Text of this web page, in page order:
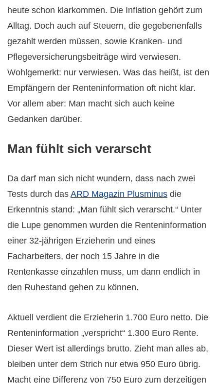
heute schon klarkommen. Die Inflation gehört zum
Alltag. Doch auch auf Steuern, die gegebenenfalls
gezahlt werden müssen, sowie Kranken- und
Pflegeversicherungsbeiträge wird verwiesen.
Wohlgemerkt: nur verwiesen. Was das heißt, ist den
Empfängern der Renteninformation oft nicht klar.
Vor allem aber: Man macht sich auch keine
Gedanken darüber.
Man fühlt sich verarscht
Da darf man sich nicht wundern, dass nach zwei
Tests durch das ARD Magazin Plusminus die
Erkenntnis stand: „Man fühlt sich verarscht.“ Unter
die Lupe genommen wurden die Renteninformation
einer 32-jährigen Erzieherin und eines
Facharbeiters, der noch 15 Jahre in die
Rentenkasse einzahlen muss, um dann endlich in
den Ruhestand gehen zu können.
Aktuell verdient die Erzieherin 1.700 Euro netto. Die
Renteninformation „verspricht“ 1.300 Euro Rente.
Dieser Wert ist allerdings brutto. Zieht man alles ab,
bleiben unter dem Strich nur etwa 950 Euro übrig.
Macht eine Differenz von 750 Euro zum derzeitigen